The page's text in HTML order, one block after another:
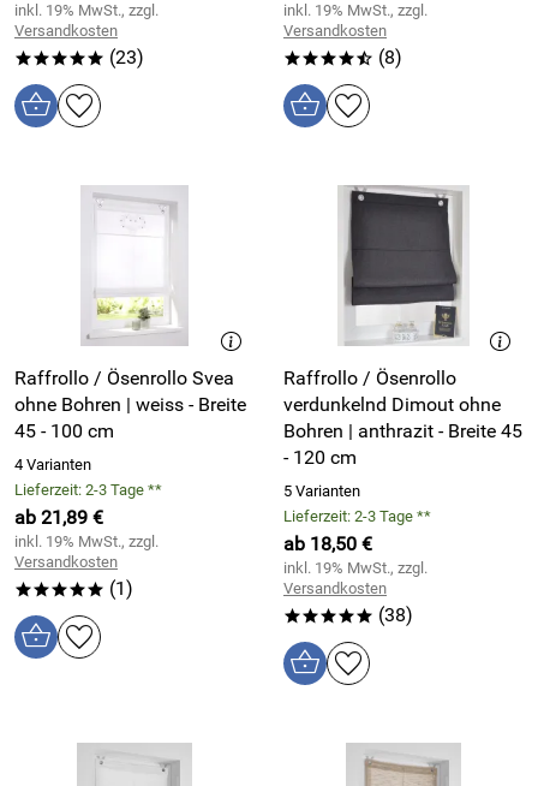
inkl. 19% MwSt., zzgl.
Versandkosten
***** (23)
inkl. 19% MwSt., zzgl.
Versandkosten
****/ (8)
Raffrollo / Ösenrollo Svea
ohne Bohren | weiss - Breite
45 - 100 cm
4 Varianten
Lieferzeit: 2-3 Tage **
ab 21,89 €
inkl. 19% MwSt., zzgl.
Versandkosten
***** (1)
Raffrollo / Ösenrollo
verdunkelnd Dimout ohne
Bohren | anthrazit - Breite 45
- 120 cm
5 Varianten
Lieferzeit: 2-3 Tage **
ab 18,50 €
inkl. 19% MwSt., zzgl.
Versandkosten
***** (38)